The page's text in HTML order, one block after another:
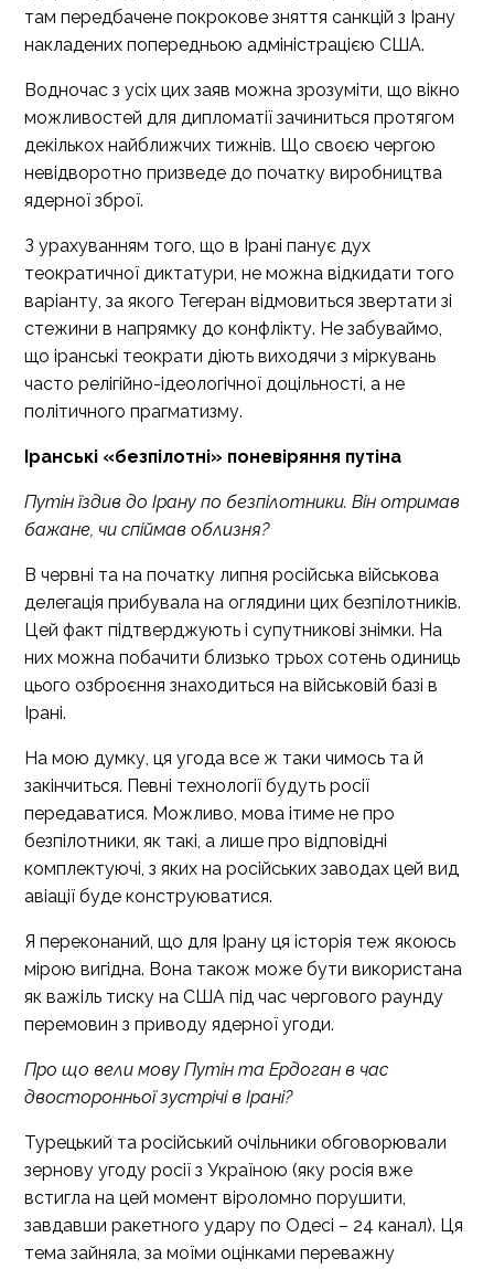
там передбачене покрокове зняття санкцій з Ірану
накладених попередньою адміністрацією США.
Водночас з усіх цих заяв можна зрозуміти, що вікно
можливостей для дипломатії зачиниться протягом
декількох найближчих тижнів. Що своєю чергою
невідворотно призведе до початку виробництва
ядерної зброї.
З урахуванням того, що в Ірані панує дух
теократичної диктатури, не можна відкидати того
варіанту, за якого Тегеран відмовиться звертати зі
стежини в напрямку до конфлікту. Не забуваймо,
що іранські теократи діють виходячи з міркувань
часто релігійно-ідеологічної доцільності, а не
політичного прагматизму.
Іранські «безпілотні» поневіряння путіна
Путін їздив до Ірану по безпілотники. Він отримав
бажане, чи спіймав облизня?
В червні та на початку липня російська військова
делегація прибувала на оглядини цих безпілотників.
Цей факт підтверджують і супутникові знімки. На
них можна побачити близько трьох сотень одиниць
цього озброєння знаходиться на військовій базі в
Ірані.
На мою думку, ця угода все ж таки чимось та й
закінчиться. Певні технології будуть росії
передаватися. Можливо, мова ітиме не про
безпілотники, як такі, а лише про відповідні
комплектуючі, з яких на російських заводах цей вид
авіації буде конструюватися.
Я переконаний, що для Ірану ця історія теж якоюсь
мірою вигідна. Вона також може бути використана
як важіль тиску на США під час чергового раунду
перемовин з приводу ядерної угоди.
Про що вели мову Путін та Ердоган в час
двосторонньої зустрічі в Ірані?
Турецький та російський очільники обговорювали
зернову угоду росії з Україною (яку росія вже
встигла на цей момент віроломно порушити,
завдавши ракетного удару по Одесі – 24 канал). Ця
тема зайняла, за моїми оцінками переважну